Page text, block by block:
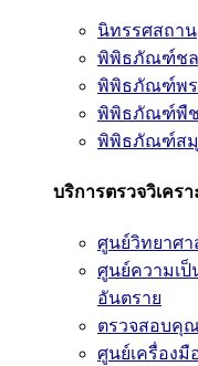
นิทรรศสถาน
พิพิธภัณฑ์ช
พิพิธภัณฑ์พร
พิพิธภัณฑ์พื
พิพิธภัณฑ์สมุ
บริการตรวจวิเคร
ศูนย์วิทยาศา
ศูนย์ความเป็
อันตราย
ตรวจสอบคุ
ศูนย์เครื่องมื